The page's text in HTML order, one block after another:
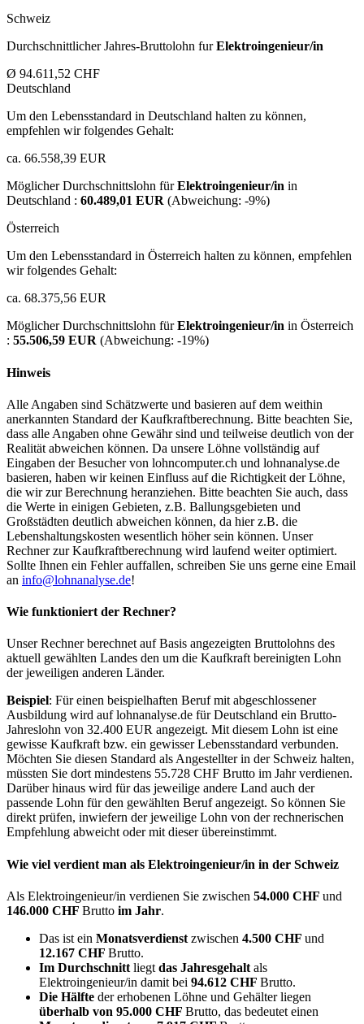
Schweiz
Durchschnittlicher Jahres-Bruttolohn furElektroingenieur/in
Ø 94.611,52 CHF
Deutschland
Um den Lebensstandard in Deutschland halten zu können,
empfehlen wir folgendes Gehalt:
ca. 66.558,39 EUR
Möglicher Durchschnittslohn fürElektroingenieur/in in
Deutschland : 60.489,01 EUR (Abweichung: -9%)
Österreich
Um den Lebensstandard in Österreich halten zu können, empfehlen
wir folgendes Gehalt:
ca. 68.375,56 EUR
Möglicher Durchschnittslohn fürElektroingenieur/in in Österreich
: 55.506,59 EUR (Abweichung: -19%)
Hinweis
Alle Angaben sind Schätzwerte und basieren auf dem weithin
anerkannten Standard der Kaufkraftberechnung. Bitte beachten Sie,
dass alle Angaben ohne Gewähr sind und teilweise deutlich von der
Realität abweichen können. Da unsere Löhne vollständig auf
Eingaben der Besucher von lohncomputer.ch und lohnanalyse.de
basieren, haben wir keinen Einfluss auf die Richtigkeit der Löhne,
die wir zur Berechnung heranziehen. Bitte beachten Sie auch, dass
die Werte in einigen Gebieten, z.B. Ballungsgebieten und
Großstädten deutlich abweichen können, da hier z.B. die
Lebenshaltungskosten wesentlich höher sein können. Unser
Rechner zur Kaufkraftberechnung wird laufend weiter optimiert.
Sollte Ihnen ein Fehler auffallen, schreiben Sie uns gerne eine Email
an info@lohnanalyse.de!
Wie funktioniert der Rechner?
Unser Rechner berechnet auf Basis angezeigten Bruttolohns des
aktuell gewählten Landes den um die Kaufkraft bereinigten Lohn
der jeweiligen anderen Länder.
Beispiel: Für einen beispielhaften Beruf mit abgeschlossener
Ausbildung wird auf lohnanalyse.de für Deutschland ein Brutto-
Jahreslohn von 32.400 EUR angezeigt. Mit diesem Lohn ist eine
gewisse Kaufkraft bzw. ein gewisser Lebensstandard verbunden.
Möchten Sie diesen Standard als Angestellter in der Schweiz halten,
müssten Sie dort mindestens 55.728 CHF Brutto im Jahr verdienen.
Darüber hinaus wird für das jeweilige andere Land auch der
passende Lohn für den gewählten Beruf angezeigt. So können Sie
direkt prüfen, inwiefern der jeweilige Lohn von der rechnerischen
Empfehlung abweicht oder mit dieser übereinstimmt.
Wie viel verdient man als Elektroingenieur/in in der Schweiz
Als Elektroingenieur/in verdienen Sie zwischen 54.000 CHF und
146.000 CHF Brutto im Jahr.
Das ist ein Monatsverdienst zwischen 4.500 CHF und
12.167 CHF Brutto.
Im Durchschnitt liegt das Jahresgehalt als
Elektroingenieur/in damit bei 94.612 CHF Brutto.
Die Hälfte der erhobenen Löhne und Gehälter liegen
überhalb von 95.000 CHF Brutto, das bedeutet einen